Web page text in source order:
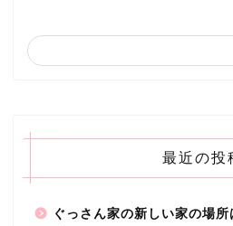
最近の投
ぐっさん家の新しい家の場